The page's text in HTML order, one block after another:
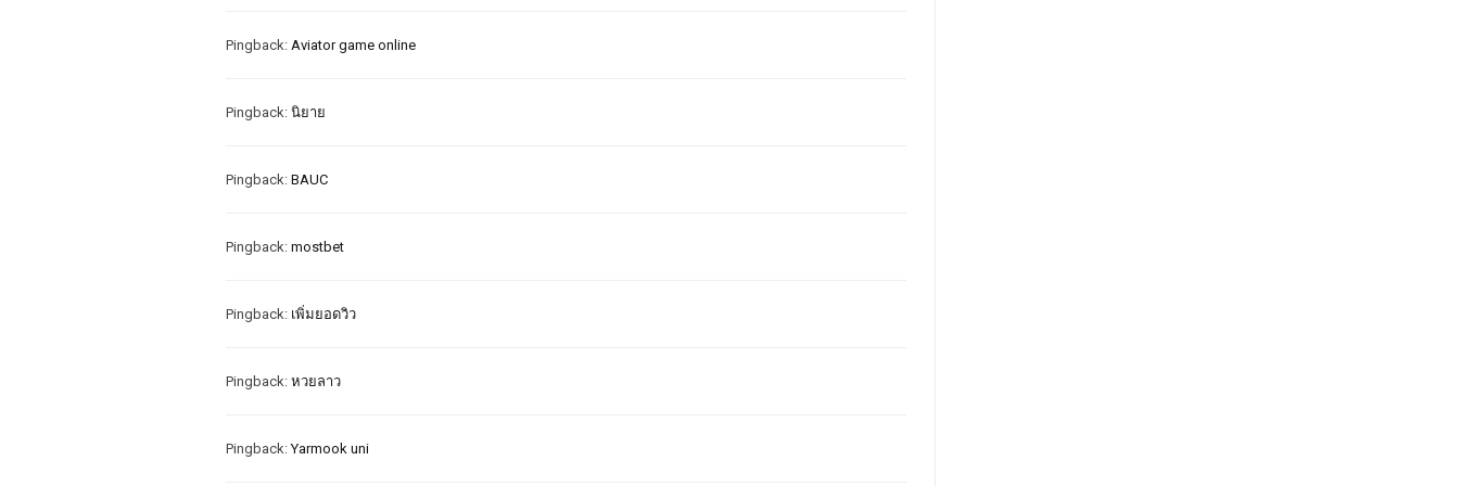
Pingback: Aviator game online
Pingback: นิยาย
Pingback: BAUC
Pingback: mostbet
Pingback: เพิ่มยอดวิว
Pingback: หวยลาว
Pingback:Yarmook uni